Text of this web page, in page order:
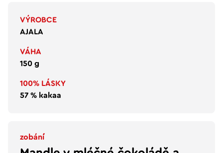
VÝROBCE
AJALA
VÁHA
150 g
100% LÁSKY
57 % kakaa
zobání